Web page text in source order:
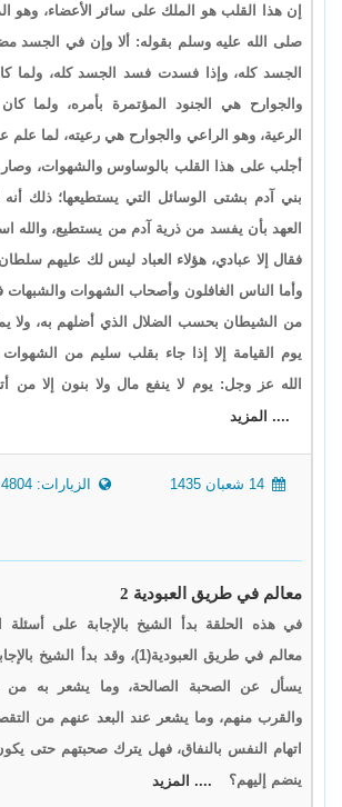
إن هذا القلب هو الملك على سائر الأعضاء، وهو
صلى الله عليه وسلم بقوله: ألا وإن في الجسد
الجسد كله، وإذا فسدت فسد الجسد كله، ولما
والجوارح هي الجنود المؤتمرة بأمره، ولما
الرعية، وهو الراعي والجوارح هي رعيته، لما علم
أجلب على هذا القلب بالوساوس والشهوات،
بني آدم بشتى الوسائل التي يستطيعها؛ ذلك
العهد بأن يفسد من ذرية آدم من يستطيع، والله
فقال إلا عبادي، هؤلاء العباد ليس لك عليهم سلطان
وأما الناس الغافلون وأصحاب الشهوات والشبهات
من الشيطان بحسب الضلال الذي أضلهم به، ولا
يوم القيامة إلا إذا جاء بقلب سليم من
الله عز وجل: يوم لا ينفع مال ولا بنون إلا من
.... المزيد
الزيارات: 4804
معالم في طريق العبودية 2
في هذه الحلقة بدأ الشيخ بالإجابة على أسئلة
معالم في طريق العبودية(1)، وقد
يسأل عن الصحبة الصالحة، وما يشعر به من
والقرب منهم، وما يشعر عند البعد عنهم من
اتهام النفس بالنفاق، فهل يترك صحبتهم حتى
ينضم إليهم؟
.... المزيد